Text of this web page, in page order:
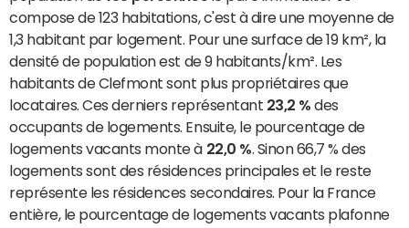
compose de 123 habitations, c'est à dire une moyenne de
1,3 habitant par logement. Pour une surface de 19 km², la
densité de population est de 9 habitants/km². Les
habitants de Clefmont sont plus propriétaires que
locataires. Ces derniers représentant 23,2 % des
occupants de logements. Ensuite, le pourcentage de
logements vacants monte à 22,0 % . Sinon 66,7 % des
logements sont des résidences principales et le reste
représente les résidences secondaires. Pour la France
entière, le pourcentage de logements vacants plafonne